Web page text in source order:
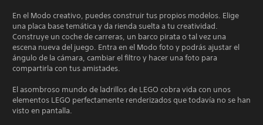
En el Modo creativo, puedes construir tus propios modelos. Elige
una placa base temática y da rienda suelta a tu creatividad.
Construye un coche de carreras, un barco pirata o tal vez una
escena nueva del juego. Entra en el Modo foto y podrás ajustar el
ángulo de la cámara, cambiar el filtro y hacer una foto para
compartirla con tus amistades.
El asombroso mundo de ladrillos de LEGO cobra vida con unos
elementos LEGO perfectamente renderizados que todavía no se han
visto en pantalla.